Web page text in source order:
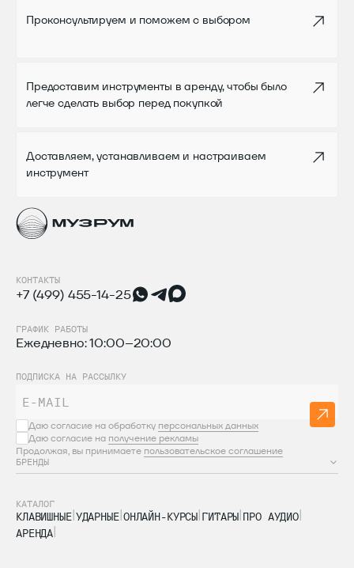
Проконсультируем и поможемс выбором
Предоставим инструменты в аренду,чтобы было
легче сделать выбор перед покупкой
Доставляем, устанавливаем и настраиваем
инструмент
КОНТАКТЫ
+7 (499) 455-14-25
ГРАФИК РАБОТЫ
Ежедневно: 10:00–20:00
ПОДПИСКА НА РАССЫЛКУ
Даю согласие на обработку персональных данных
Даю согласие на получение рекламы
Продолжая, вы принимаете пользовательское соглашение
БРЕНДЫ
КАТАЛОГ
КЛАВИШНЫЕ УДАРНЫЕ ОНЛАЙН-КУРСЫ ГИТАРЫ ПРО АУДИО
АРЕНДА